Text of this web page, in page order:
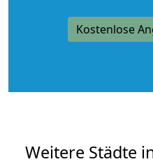
Kostenlose
Weitere Städte